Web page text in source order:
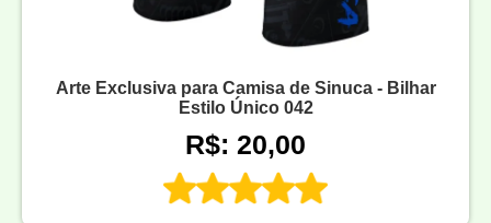
Arte Exclusiva para Camisa de Sinuca - Bilhar
Estilo Único 042
R$: 20,00